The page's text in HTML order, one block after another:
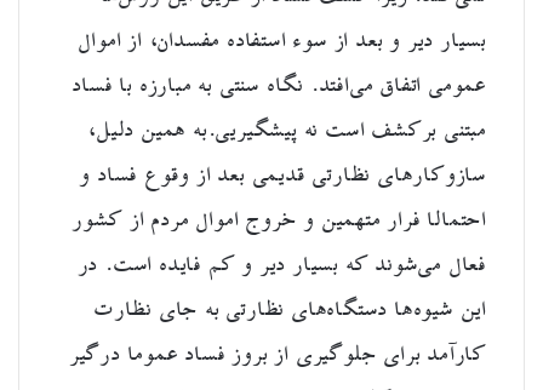
بسیار دیر و بعد از سوء استفاده مفسدان، از اموال
عمومی اتفاق می‌افتد. نگاه سنتی به مبارزه با فساد
مبتنی برکشف است نه پیشگیریی.به همین دلیل،‌
سازوکارهای نظارتی قدیمی بعد از وقوع فساد و
احتمالا فرار متهمین و خروج اموال مردم از کشور
فعال می‌شوند که بسیار دیر و کم فایده است. در
این شیوه‌ها دستگاه‌های نظارتی به جای نظارت
کارآمد برای جلوگیری از بروز فساد عموما درگیر